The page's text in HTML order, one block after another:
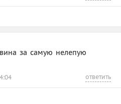
за самую нелепую
ответить